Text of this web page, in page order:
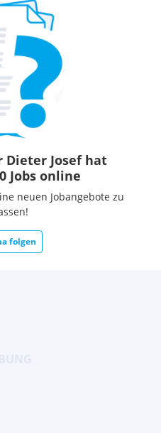
Josef hat
Jobs online
neuen Jobangebote zu
folgen